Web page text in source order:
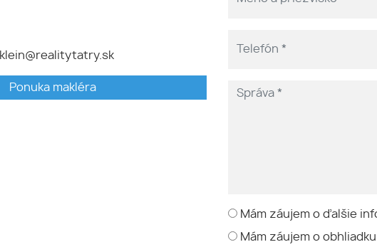
klein@realitytatry.sk
Ponuka makléra
Mám záujem o ďalšie
Mám záujem o